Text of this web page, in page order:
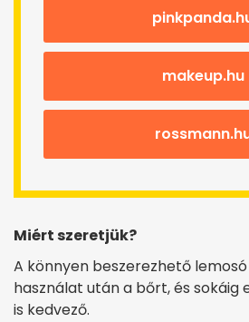
makeup.hu
Miért szeretjük?
A könnyen beszerezhető
használat után a bőrt, és sokáig
is kedvező.